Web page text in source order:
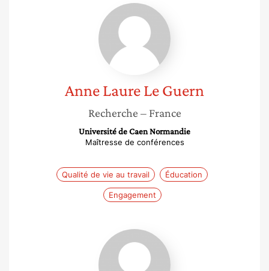
Anne
Laure
Guern
Anne LaureLe Guern
Recherche – France
Université de Caen Normandie
Maîtresse de conférences
Qualité de vie au travail Éducation
Engagement
Hazal
Atay